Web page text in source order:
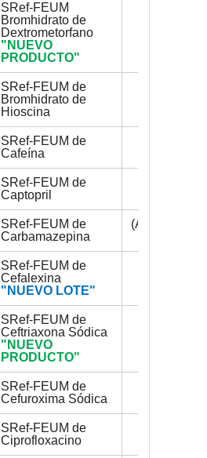
SRef-FEUM
Bromhidrato de
Dextrometorfano
"NUEVO
PRODUCTO"
SRef-FEUM de
Bromhidrato de
Hioscina
SRef-FEUM de
Cafeína
SRef-FEUM de
Captopril
SRef-FEUM de
Carbamazepina
(AGOTADO)
SRef-FEUM de
Cefalexina
"NUEVO LOTE"
SRef-FEUM de
Ceftriaxona Sódica
"NUEVO
PRODUCTO"
SRef-FEUM de
Cefuroxima Sódica
SRef-FEUM de
Ciprofloxacino